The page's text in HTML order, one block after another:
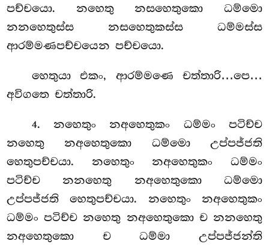
පච්චයො. නහෙතු නසහෙතුකො ධම්මො
නනහෙතුස්ස නසහෙතුකස්ස ධම්මස්ස
ආරම්මණපච්චයෙන පච්චයො.
හෙතුයා එකං, ආරම්මණෙ චත්තාරි…පෙ…
අවිගතෙ චත්තාරි.
4. නහෙතුංනඅහෙතුකං ධම්මං පටිච්ච
නහෙතු නඅහෙතුකො ධම්මො උප්පජ්ජති
හෙතුපච්චයා. නහෙතුං නඅහෙතුකං ධම්මං
පටිච්ච නනහෙතු නඅහෙතුකො ධම්මො
උප්පජ්ජති හෙතුපච්චයා. නහෙතුං නඅහෙතුකං
ධම්මං පටිච්ච නහෙතු නඅහෙතුකො ච නනහෙතු
නඅහෙතුකො ච ධම්මා උප්පජ්ජන්ති